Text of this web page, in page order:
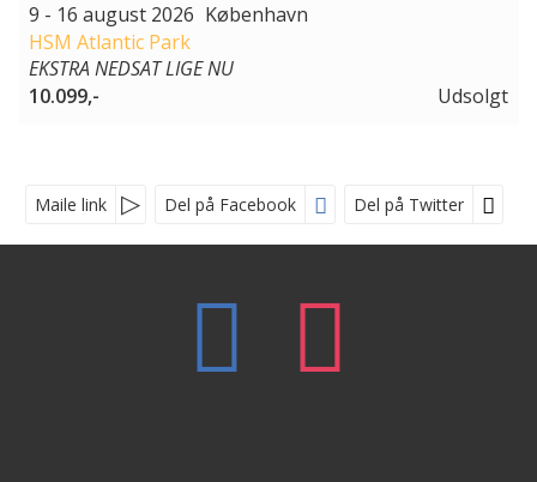
9 - 16 august 2026 København
HSM Atlantic Park
EKSTRA NEDSAT LIGE NU
10.099,-
Udsolgt
Maile link Del på Facebook Del på Twitter